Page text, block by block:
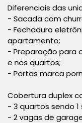
Diferenciais das
- Sacada com
- Fechadura
apartamento;
- Preparação para
e nos quartos;
- Portas marca
Cobertura duplex
- 3 quartos sendo 1
- 2 vagas de